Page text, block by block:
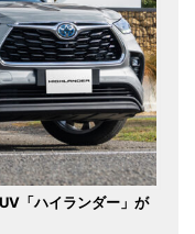
「ハイランダー」が